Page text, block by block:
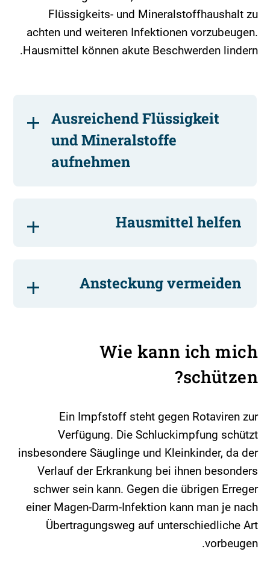
Flüssigkeits- und Mineralstoffhaushalt zu
achten und weiteren Infektionen vorzubeugen.
Hausmittel können akute Beschwerden lindern.
Ausreichend Flüssigkeit
und Mineralstoffe
aufnehmen
Hausmittel helfen
Ansteckung vermeiden
Wie kann ich mich
schützen?
Ein Impfstoff steht gegen Rotaviren zur
Verfügung. Die Schluckimpfung schützt
insbesondere Säuglinge und Kleinkinder, da der
Verlauf der Erkrankung bei ihnen besonders
schwer sein kann. Gegen die übrigen Erreger
einer Magen-Darm-Infektion kann man je nach
Übertragungsweg auf unterschiedliche Art
vorbeugen.